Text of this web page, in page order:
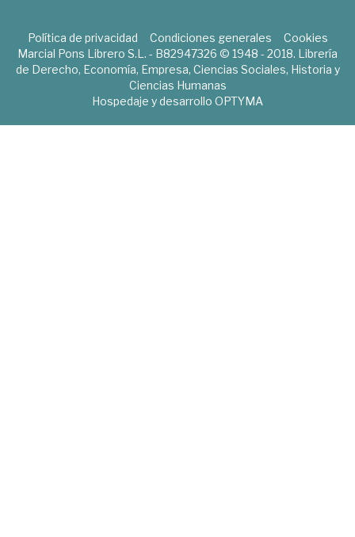
Política de privacidad Condiciones generales
Cookies
Marcial Pons Librero S.L. - B82947326 © 1948 - 2018. Librería
de Derecho, Economía, Empresa, Ciencias Sociales, Historia y
Ciencias Humanas
Hospedaje y desarrollo OPTYMA